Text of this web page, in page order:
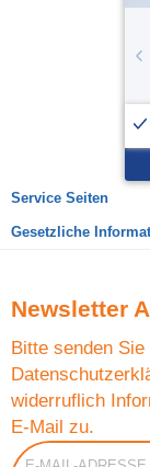
Service Seiten
Gesetzliche
Newsletter
Bitte senden
widerruflich
E-Mail zu.
E-Mail-Adresse